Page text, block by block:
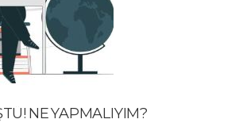
NE YAPMALIYIM?